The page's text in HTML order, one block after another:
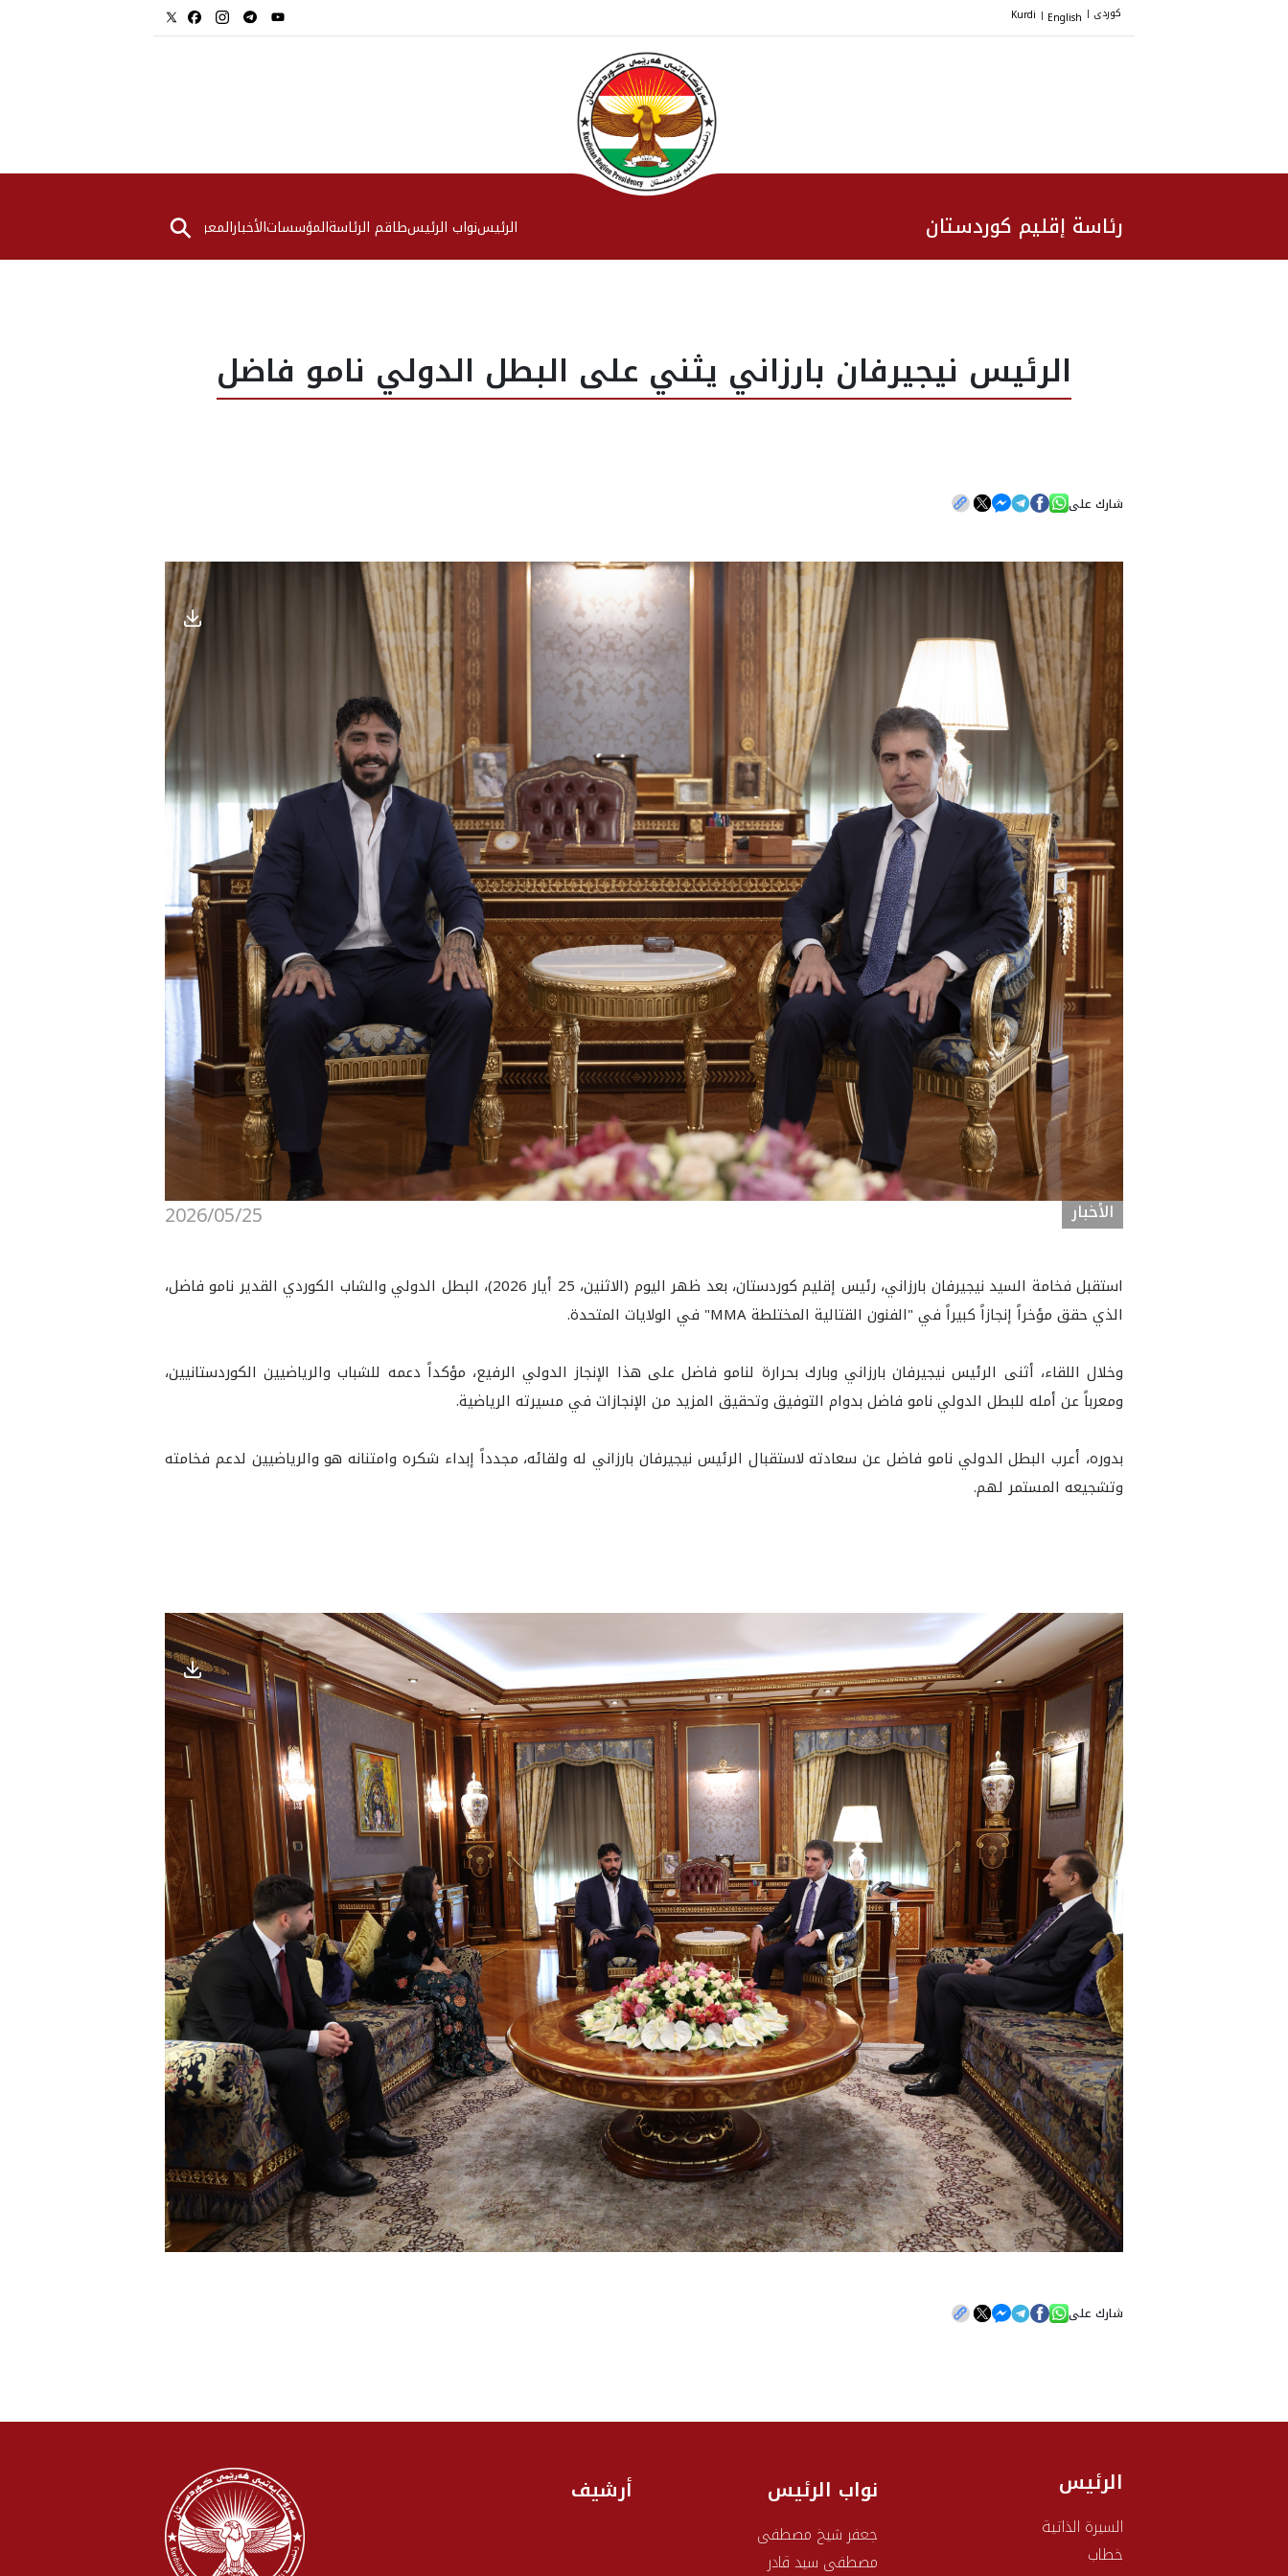
کوردی |
English
|
Kurdi
رئاسة إقليم كوردستان الرئیسنواب الرئيسطاقم الرئاسةالمؤسساتالأخبارالمعرض⚲
الرئيس نيجيرفان بارزاني يثني على البطل الدولي نامو فاضل
شارك على
2026/05/25 الأخبار
استقبل فخامة السيد نيجيرفان بارزاني، رئيس إقليم كوردستان، بعد ظهر اليوم (الاثنين، 25 أيار 2026)، البطل الدولي والشاب الكوردي القدير نامو فاضل،
الذي حقق مؤخراً إنجازاً كبيراً في "الفنون القتالية المختلطة MMA" في الولايات المتحدة.
وخلال اللقاء، أثنى الرئيس نيجيرفان بارزاني وبارك بحرارة لنامو فاضل على هذا الإنجاز الدولي الرفيع، مؤكداً دعمه للشباب والرياضيين الكوردستانيين،
ومعرباً عن أمله للبطل الدولي نامو فاضل بدوام التوفيق وتحقيق المزيد من الإنجازات في مسيرته الرياضية.
بدوره، أعرب البطل الدولي نامو فاضل عن سعادته لاستقبال الرئيس نيجيرفان بارزاني له ولقائه، مجدداً إبداء شكره وامتنانه هو والرياضيين لدعم فخامته
وتشجيعه المستمر لهم.
شارك على
الرئيس
السيرة الذاتية
خطاب
نواب الرئيس
جعفر شيخ مصطفى
مصطفى سيد قادر
أرشيف